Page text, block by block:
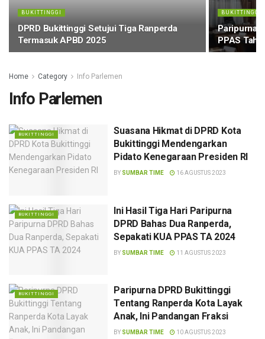
BUKITTINGGI
DPRD Bukittinggi Setujui Tiga Ranperda
Termasuk APBD 2025
BUKITTINGGI
Paripurna
PPAS
Home Category Info Parlemen
Info Parlemen
BUKITTINGGI
Suasana Hikmat di DPRD Kota
Bukittinggi Mendengarkan
Pidato Kenegaraan Presiden RI
BY SUMBAR TIME 16 AGUSTUS 2023
BUKITTINGGI
Ini Hasil Tiga Hari Paripurna
DPRD Bahas Dua Ranperda,
Sepakati KUA PPAS TA 2024
BY SUMBAR TIME 11 AGUSTUS 2023
BUKITTINGGI
Paripurna DPRD Bukittinggi
Tentang Ranperda Kota Layak
Anak, Ini Pandangan Fraksi
BY SUMBAR TIME 10 AGUSTUS 2023